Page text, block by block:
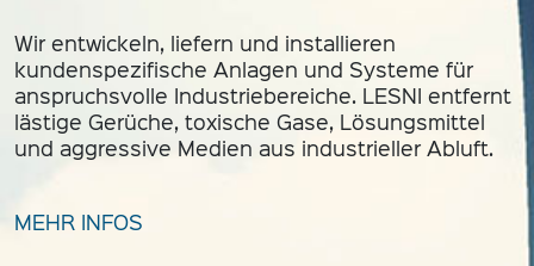
+45 75 33 25 00
sales@lesni.com
DA DE
Wir entwickeln, liefern und installieren
kundenspezifische Anlagen und Systeme für
anspruchsvolle Industriebereiche. LESNI entfernt
lästige Gerüche, toxische Gase, Lösungsmittel
und aggressive Medien aus industrieller Abluft.
MEHR INFOS